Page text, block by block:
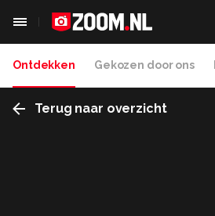
Ontdekken Gekozen door ons
Terug naar overzicht